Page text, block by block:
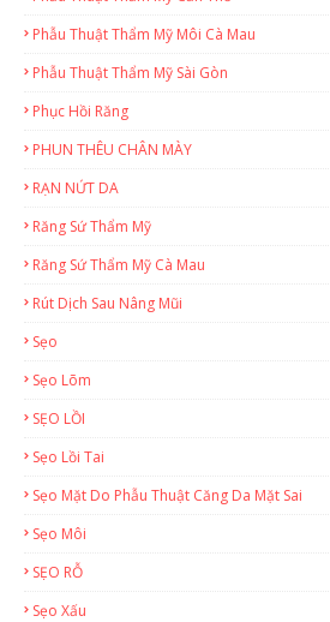
Phẫu Thuật Thẩm Mỹ Môi Cà Mau
Phẫu Thuật Thẩm Mỹ Sài Gòn
Phục Hồi Răng
PHUN THÊU CHÂN MÀY
RẠN NỨT DA
Răng Sứ Thẩm Mỹ
Răng Sứ Thẩm Mỹ Cà Mau
Rút Dịch Sau Nâng Mũi
Sẹo
Sẹo Lõm
SẸO LỒI
Sẹo Lồi Tai
Sẹo Mặt Do Phẫu Thuật Căng Da Mặt Sai
Sẹo Môi
SẸO RỖ
Sẹo Xấu